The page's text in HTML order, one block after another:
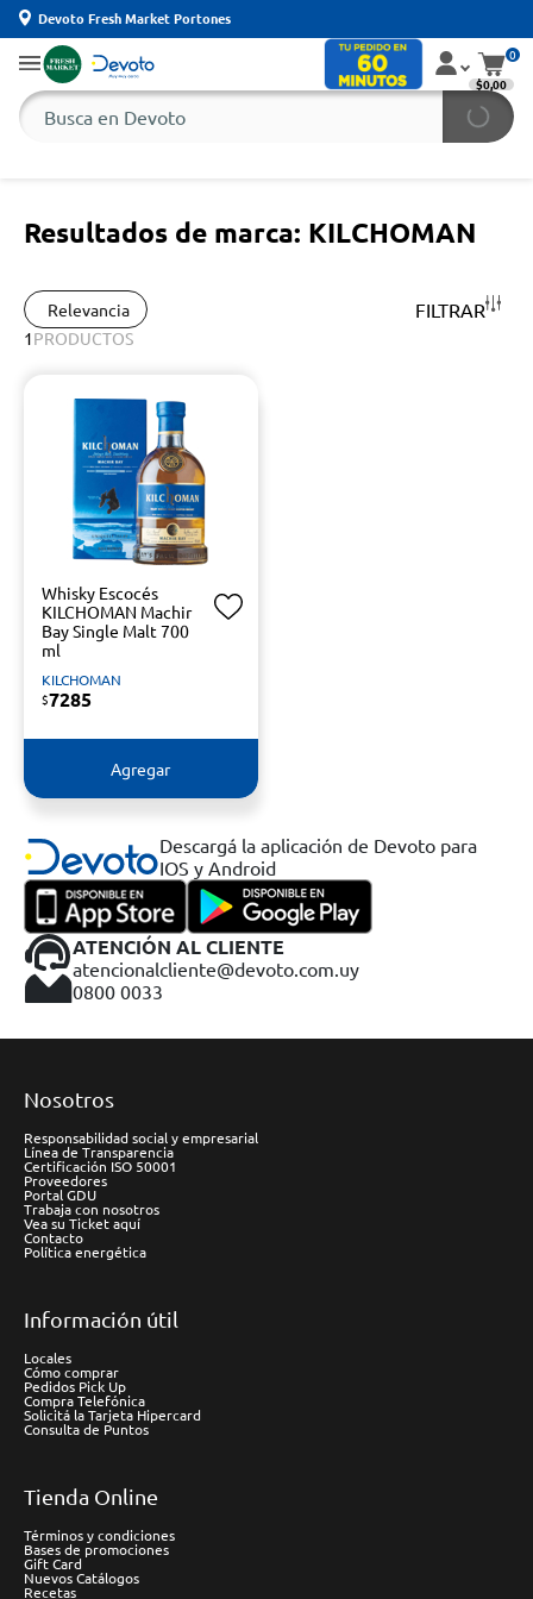
Devoto Fresh Market Portones
0
$0,00
Resultados de marca: KILCHOMAN
Relevancia FILTRAR
1PRODUCTOS
Whisky Escocés
KILCHOMAN Machir
Bay Single Malt 700
ml
KILCHOMAN
$7285
Agregar
Descargá la aplicación de Devoto para
IOS y Android
ATENCIÓN AL CLIENTE
atencionalcliente@devoto.com.uy
0800 0033
Nosotros
Responsabilidad social y empresarial
Línea de Transparencia
Certificación ISO 50001
Proveedores
Portal GDU
Trabaja con nosotros
Vea su Ticket aquí
Contacto
Política energética
Información útil
Locales
Cómo comprar
Pedidos Pick Up
Compra Telefónica
Solicitá la Tarjeta Hipercard
Consulta de Puntos
Tienda Online
Términos y condiciones
Bases de promociones
Gift Card
Nuevos Catálogos
Recetas